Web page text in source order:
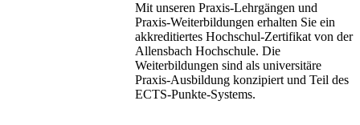
Mit unseren Praxis-Lehrgängen und
Praxis-Weiterbildungen erhalten Sie ein
akkreditiertes Hochschul-Zertifikat von der
Allensbach Hochschule. Die
Weiterbildungen sind als universitäre
Praxis-Ausbildung konzipiert und Teil des
ECTS-Punkte-Systems.